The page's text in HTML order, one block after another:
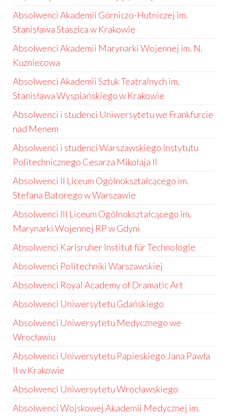
Absolwenci Akademii Górniczo-Hutniczej im.
Stanisława Staszica w Krakowie
Absolwenci Akademii Marynarki Wojennej im. N.
Kuzniecowa
Absolwenci Akademii Sztuk Teatralnych im.
Stanisława Wyspiańskiego w Krakowie
Absolwenci i studenci Uniwersytetu we Frankfurcie
nad Menem
Absolwenci i studenci Warszawskiego Instytutu
Politechnicznego Cesarza Mikołaja II
Absolwenci II Liceum Ogólnokształcącego im.
Stefana Batorego w Warszawie
Absolwenci III Liceum Ogólnokształcącego im.
Marynarki Wojennej RP w Gdyni
Absolwenci Karlsruher Institut für Technologie
Absolwenci Politechniki Warszawskiej
Absolwenci Royal Academy of Dramatic Art
Absolwenci Uniwersytetu Gdańskiego
Absolwenci Uniwersytetu Medycznego we
Wrocławiu
Absolwenci Uniwersytetu Papieskiego Jana Pawła
II w Krakowie
Absolwenci Uniwersytetu Wrocławskiego
Absolwenci Wojskowej Akademii Medycznej im.